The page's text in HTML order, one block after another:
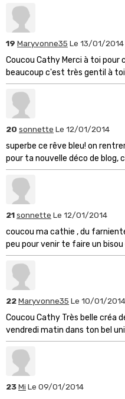
19 Maryvonne35 Le 13/01/2014
Coucou Cathy Merci à toi pour
beaucoup c'est très gentil à toi
20 sonnette Le 12/01/2014
superbe ce rêve bleu! on
pour ta nouvelle déco de blog,
21sonnette Le 12/01/2014
coucou ma cathie , du
peu pour venir te faire un bisou
22Maryvonne35 Le 10/01/2014
Coucou Cathy Très belle créa
vendredi matin dans ton bel
23Mi Le 09/01/2014